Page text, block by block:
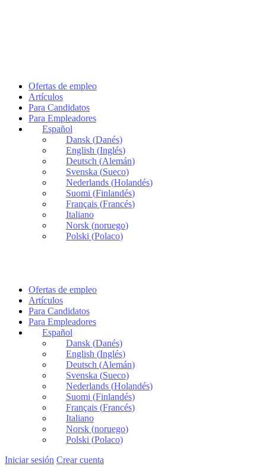
Ofertas de empleo
Artículos
Para Candidatos
Para Empleadores
Español
Dansk(Danés)
English (Inglés)
Deutsch (Alemán)
Svenska (Sueco)
Nederlands(Holandés)
Suomi (Finlandés)
Français(Francés)
Italiano
Norsk(noruego)
Polski (Polaco)
Ofertas de empleo
Artículos
Para Candidatos
Para Empleadores
Español
Dansk(Danés)
English (Inglés)
Deutsch (Alemán)
Svenska (Sueco)
Nederlands(Holandés)
Suomi (Finlandés)
Français(Francés)
Italiano
Norsk(noruego)
Polski (Polaco)
Iniciar sesión Crear cuenta